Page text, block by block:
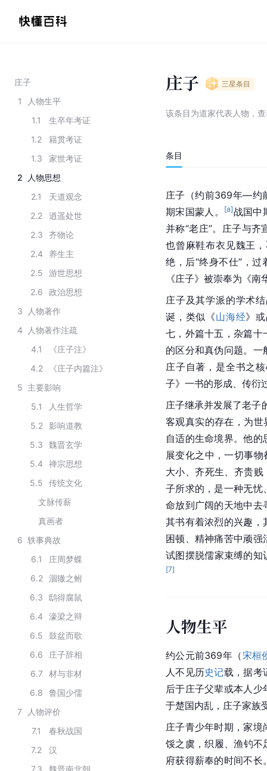
庄子
1
人物生平
1.1
生卒年考证
1.2
籍贯考证
1.3
家世考证
2
人物思想
2.1
天道观念
2.2
逍遥处世
2.3
齐物论
2.4
养生主
2.5
游世思想
2.6
政治思想
3
人物著作
4
人物著作注疏
4.1
《庄子注》
4.2
《庄子内篇注》
5 主要影响
5.1
人生哲学
5.2
影响道教
5.3
魏晋玄学
5.4
禅宗思想
5.5
传统文化
文脉传薪
真画者
6 轶事典故
6.1
庄周梦蝶
6.2
涸辙之鲋
6.3
鸱得腐鼠
6.4
濠梁之辩
6.5
鼓盆而歌
6.6
庄子辞相
6.7
材与非材
6.8
鲁国少儒
7
人物评价
7.1
春秋战国
7.2
汉
7.3
魏晋南北朝
庄子 三星条目
该条目为道家代表人物 ，
条目
庄子（约前369年—约
期宋国蒙人。
[a]战国中
并称“老庄”。庄子与
也曾麻鞋布衣见魏王
绝，后“终身不仕”，过
《庄子》被崇奉为《南
庄子及其学派的学术
诞，类似《山海经》
七，外篇十五，杂篇十
的区分和真伪问题。
庄子自著，是全书之
子》一书的形成、传衍
庄子继承并发展了老子
客观真实的存在，为世
自适的生命境界。他
展变化之中，一切事
大小、齐死生、齐贵
子所求的，是一种无忧
命放到广阔的天地中去
其书有着浓烈的兴趣，
困顿、精神痛苦中顽
试图摆脱儒家束缚的
[7]
人物生平
约公元前369年（宋桓
人不见历史记载，据考
后于庄子父辈或本人
于楚国内乱，庄子家族
庄子青少年时期，家
馁之虞，织履、渔钓不
府获得薪奉的时间不